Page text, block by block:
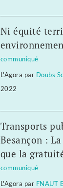
Ni équité
communiqué
L'Agora par Doubs
2022
Transports
Besançon :
que la
communiqué
L'Agora par FNAUT